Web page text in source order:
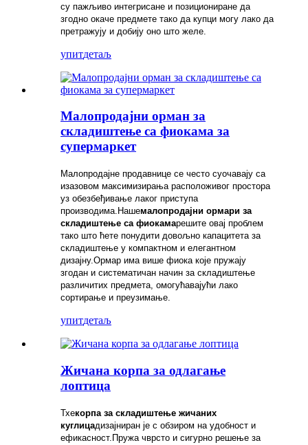
су пажљиво интегрисане и позициониране да
згодно окаче предмете тако да купци могу лако да
претражују и добију оно што желе.
упитдетаљ
Малопродајни орман за
складиштење са фиокама за
супермаркет
Малопродајне продавнице се често суочавају са
изазовом максимизирања расположивог простора
уз обезбеђивање лаког приступа
производима.Нашемалопродајни ормари за
складиштење са фиокамарешите овај проблем
тако што ћете понудити довољно капацитета за
складиштење у компактном и елегантном
дизајну.Ормар има више фиока које пружају
згодан и систематичан начин за складиштење
различитих предмета, омогућавајући лако
сортирање и преузимање.
упитдетаљ
Жичана корпа за одлагање
лоптица
Тхекорпа за складиштење жичаних
куглицадизајниран је с обзиром на удобност и
ефикасност.Пружа чврсто и сигурно решење за